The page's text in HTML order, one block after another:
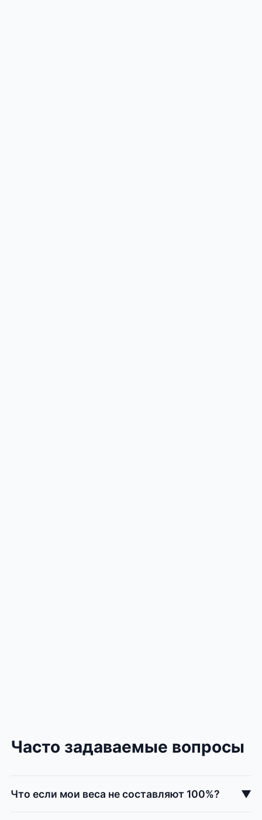
Часто задаваемые вопросы
Что если мои веса не составляют 100%? ▼